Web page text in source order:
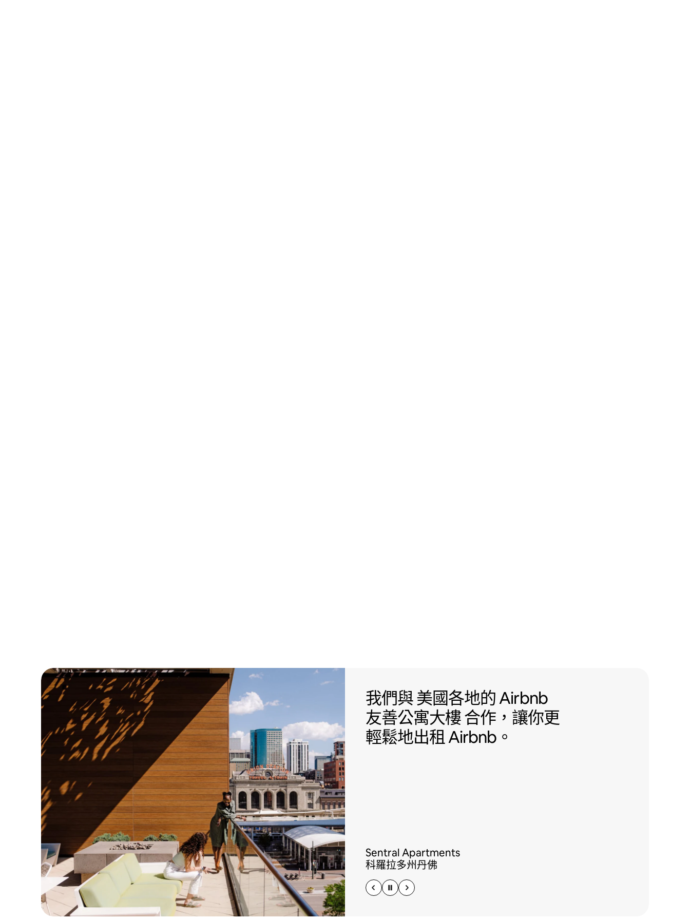
我們與 美國各地的 Airbnb 友善公寓大樓 合
我們與美國各地的 Airbnb
友善公寓大樓合作，讓你更
輕鬆地出租 Airbnb。
Sentral Apartments
科羅拉多州丹佛